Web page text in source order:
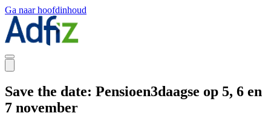
Ga naar hoofdinhoud
Save the date: Pensioen3daagse op 5, 6 en
7 november